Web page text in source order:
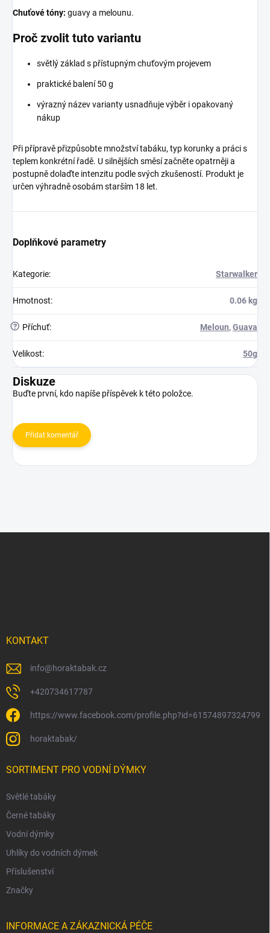
Chuťové tóny: guavy a melounu.
Proč zvolit tuto variantu
světlý základ s přístupným chuťovým projevem
praktické balení 50 g
výrazný název varianty usnadňuje výběr i opakovaný
nákup
Při přípravě přizpůsobte množství tabáku, typ korunky a práci s
teplem konkrétní řadě. U silnějších směsí začněte opatrněji a
postupně dolaďte intenzitu podle svých zkušeností. Produkt je
určen výhradně osobám starším 18 let.
Doplňkové parametry
Kategorie: Starwalker
Hmotnost: 0.06 kg
? Příchuť: Meloun,Guava
Velikost: 50g
Diskuze
Buďte první, kdo napíše příspěvek k této položce.
Přidat komentář
KONTAKT
info@horaktabak.cz
+420734617787
https://www.facebook.com/profile.php?id=61574897324799
horaktabak/
SORTIMENT PRO VODNÍ DÝMKY
Světlé tabáky
Černé tabáky
Vodní dýmky
Uhlíky do vodních dýmek
Příslušenství
Značky
INFORMACE A ZÁKAZNICKÁ PÉČE